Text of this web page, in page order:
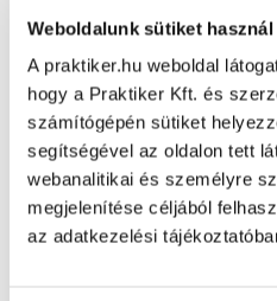
Weboldalunk sütiket használ
A praktiker.hu weboldal
hogy a Praktiker Kft. és
számítógépén sütiket
segítségével az oldalon tett
webanalitikai és személyre
megjelenítése céljából
az adatkezelési
Oldal